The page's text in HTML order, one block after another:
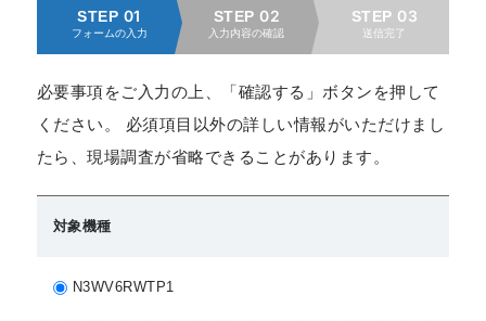
STEP 01
フォームの入力
STEP 02
入力内容の確認
STEP 03
送信完了
必要事項をご入力の上、「確認する」ボタンを押して
ください。 必須項目以外の詳しい情報がいただけまし
たら、現場調査が省略できることがあります。
対象機種
N3WV6RWTP1